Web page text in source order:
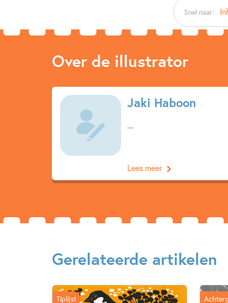
Snel naar:
Over de illustrator
Jaki Haboon
...
Lees meer
Gerelateerde artikelen
Tiplijst